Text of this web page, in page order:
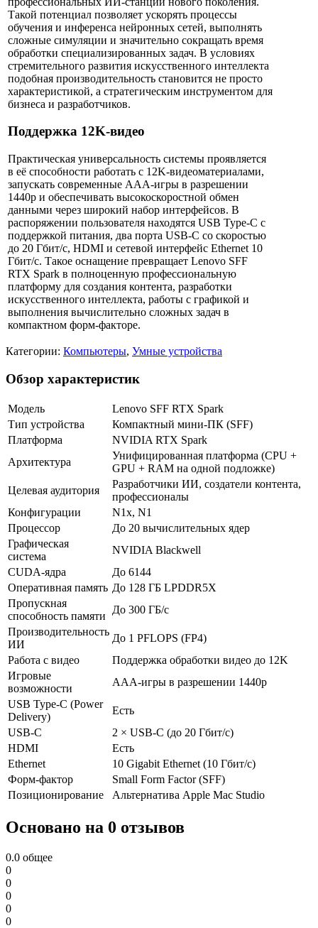
Такой потенциал позволяет ускорять процессы
обучения и инференса нейронных сетей, выполнять
сложные симуляции и значительно сокращать время
обработки специализированных задач. В условиях
стремительного развития искусственного интеллекта
подобная производительность становится не просто
характеристикой, а стратегическим инструментом для
бизнеса и разработчиков.
Поддержка 12K-видео
Практическая универсальность системы проявляется
в её способности работать с 12K-видеоматериалами,
запускать современные AAA-игры в разрешении
1440p и обеспечивать высокоскоростной обмен
данными через широкий набор интерфейсов. В
распоряжении пользователя находятся USB Type-C с
поддержкой питания, два порта USB-C со скоростью
до 20 Гбит/с, HDMI и сетевой интерфейс Ethernet 10
Гбит/с. Такое оснащение превращает Lenovo SFF
RTX Spark в полноценную профессиональную
платформу для создания контента, разработки
искусственного интеллекта, работы с графикой и
выполнения вычислительно сложных задач в
компактном форм-факторе.
Категории: Компьютеры, Умные устройства
Обзор характеристик
Модель
Lenovo SFF RTX Spark
Тип устройства
Компактный мини-ПК (SFF)
Платформа
NVIDIA RTX Spark
Архитектура
Унифицированная платформа (CPU +
GPU + RAM на одной подложке)
Целевая аудитория
Разработчики ИИ, создатели контента,
профессионалы
Конфигурации
N1x, N1
Процессор
До 20 вычислительных ядер
Графическая
система
NVIDIA Blackwell
CUDA-ядра
До 6144
Оперативная память До 128 ГБ LPDDR5X
Пропускная
способность памяти
До 300 ГБ/с
Производительность
ИИ
До 1 PFLOPS (FP4)
Работа с видео
Поддержка обработки видео до 12K
Игровые
возможности
AAA-игры в разрешении 1440p
USB Type-C (Power
Delivery)
Есть
USB-C
2 × USB-C (до 20 Гбит/с)
HDMI
Есть
Ethernet
10 Gigabit Ethernet (10 Гбит/с)
Форм-фактор
Small Form Factor (SFF)
Позиционирование
Альтернатива Apple Mac Studio
Основано на 0 отзывов
0.0 общее
0
0
0
0
0